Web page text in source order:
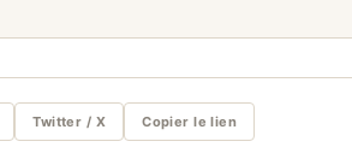
Twitter / X Copier le lien